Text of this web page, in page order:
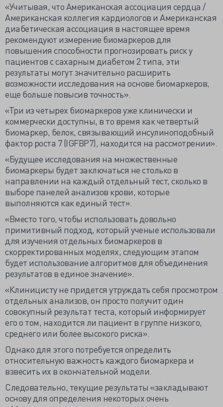
«Учитывая, что Американская ассоциация сердца /
Американская коллегия кардиологов и Американская
диабетическая ассоциация в настоящее время
рекомендуют измерение биомаркеров для
повышения способности прогнозировать риск у
пациентов с сахарным диабетом 2 типа, эти
результаты могут значительно расширить
возможности исследования на основе биомаркеров,
еще больше повысив точность».
«Три из четырех биомаркеров уже клинически и
коммерчески доступны, в то время как четвертый
биомаркер, белок, связывающий инсулиноподобный
фактор роста 7 (IGFBP7), находится на рассмотрении».
«Будущее исследования на множественные
биомаркеры будет заключаться не столько в
направлении на каждый отдельный тест, сколько в
выборе панелей анализов крови, которые
выполняются как единый тест».
«Вместо того, чтобы использовать довольно
примитивный подход, который ученые использовали
для изучения отдельных биомаркеров в
скорректированных моделях, следующим этапом
будет использование алгоритмов для объединения
результатов в единое значение».
«Клиницисту не придется утруждать себя просмотром
отдельных анализов, он просто получит один
совокупный результат теста, который информирует
его о том, находится ли пациент в группе низкого,
среднего или более высокого риска».
Однако для этого потребуется определить
относительную важность каждого биомаркера и
взвесить их в окончательной модели.
Следовательно, текущие результаты «закладывают
основу для определения некоторых очень